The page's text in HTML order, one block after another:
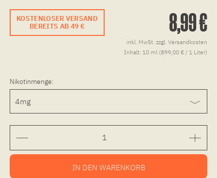
KOSTENLOSER VERSAND
BEREITS AB 49 €
8,99 €
inkl. MwSt. zzgl. Versandkosten
Inhalt: 10 ml (899,00 € / 1 Liter)
Nikotinmenge:
IN DEN WARENKORB